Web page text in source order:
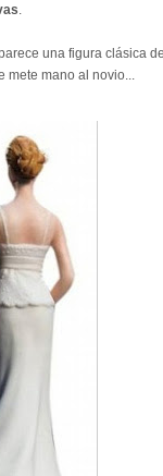
.
una figura clásica
mete mano al novio...